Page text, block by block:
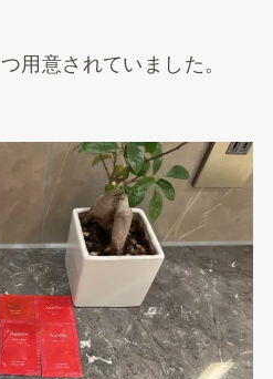
用意されていました。